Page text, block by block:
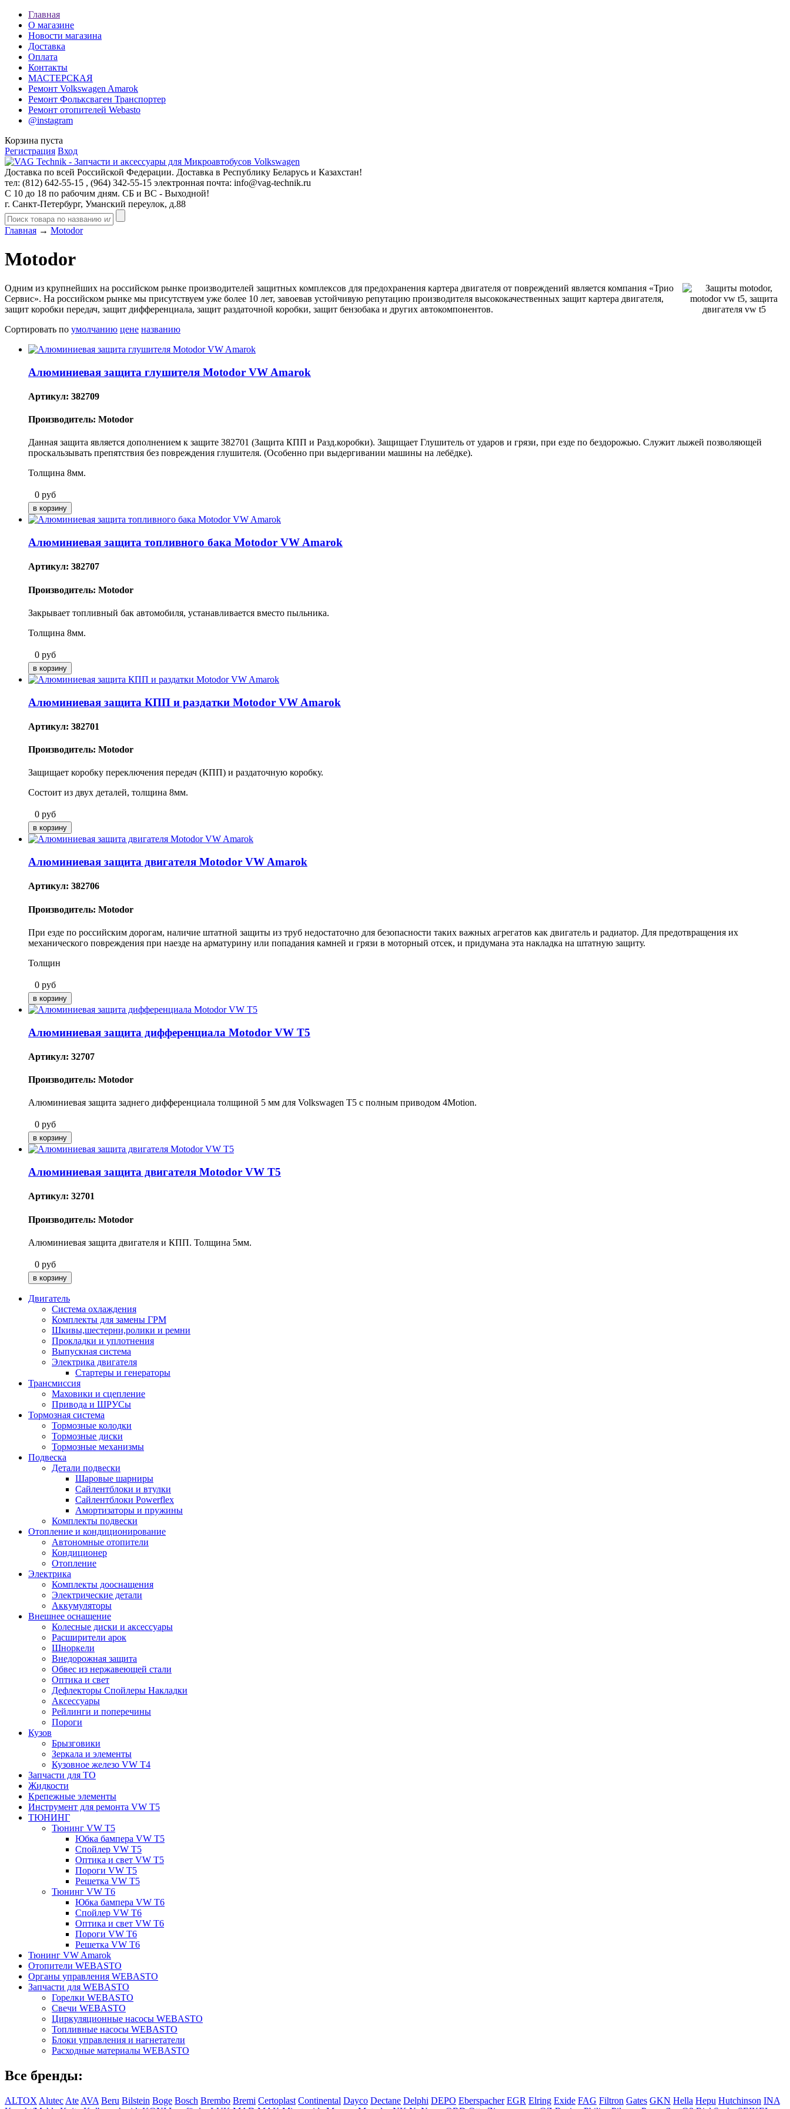
Главная
О магазине
Новости магазина
Доставка
Оплата
Контакты
МАСТЕРСКАЯ
Ремонт Volkswagen Amarok
Ремонт Фольксваген Транспортер
Ремонт отопителей Webasto
@instagram
Корзина пуста
Регистрация Вход
Доставка по всей Российской Федерации. Доставка в Республику Беларусь и Казахстан!
тел: (812) 642-55-15 , (964) 342-55-15 электронная почта: info@vag-technik.ru
С 10 до 18 по рабочим дням. СБ и ВС - Выходной!
г. Санкт-Петербург, Уманский переулок, д.88
Главная → Motodor
Motodor
Одним из крупнейших на российском рынке производителей защитных комплексов для предохранения картера двигателя от повреждений является компания «Трио
Сервис». На российском рынке мы присутствуем уже более 10 лет, завоевав устойчивую репутацию производителя высококачественных защит картера двигателя,
защит коробки передач, защит дифференциала, защит раздаточной коробки, защит бензобака и других автокомпонентов.
Сортировать по умолчанию цене названию
Алюминиевая защита глушителя Motodor VW Amarok
Артикул: 382709
Производитель: Motodor
Данная защита является дополнением к защите 382701 (Защита КПП и Разд.коробки). Защищает Глушитель от ударов и грязи, при езде по бездорожью. Служит лыжей позволяющей
проскальзывать препятствия без повреждения глушителя. (Особенно при выдергивании машины на лебёдке).
Толщина 8мм.
0 руб
Алюминиевая защита топливного бака Motodor VW Amarok
Артикул: 382707
Производитель: Motodor
Закрывает топливный бак автомобиля, устанавливается вместо пыльника.
Толщина 8мм.
0 руб
Алюминиевая защита КПП и раздатки Motodor VW Amarok
Артикул: 382701
Производитель: Motodor
Защищает коробку переключения передач (КПП) и раздаточную коробку.
Состоит из двух деталей, толщина 8мм.
0 руб
Алюминиевая защита двигателя Motodor VW Amarok
Артикул: 382706
Производитель: Motodor
При езде по российским дорогам, наличие штатной защиты из труб недостаточно для безопасности таких важных агрегатов как двигатель и радиатор. Для предотвращения их
механического повреждения при наезде на арматурину или попадания камней и грязи в моторный отсек, и придумана эта накладка на штатную защиту.
Толщин
0 руб
Алюминиевая защита дифференциала Motodor VW T5
Артикул: 32707
Производитель: Motodor
Алюминиевая защита заднего дифференциала толщиной 5 мм для Volkswagen T5 c полным приводом 4Motion.
0 руб
Алюминиевая защита двигателя Motodor VW T5
Артикул: 32701
Производитель: Motodor
Алюминиевая защита двигателя и КПП. Толщина 5мм.
0 руб
Двигатель
Система охлаждения
Комплекты для замены ГРМ
Шкивы,шестерни,ролики и ремни
Прокладки и уплотнения
Выпускная система
Электрика двигателя
Стартеры и генераторы
Трансмиссия
Маховики и сцепление
Привода и ШРУСы
Тормозная система
Тормозные колодки
Тормозные диски
Тормозные механизмы
Подвеска
Детали подвески
Шаровые шарниры
Сайлентблоки и втулки
Сайлентблоки Powerflex
Амортизаторы и пружины
Комплекты подвески
Отопление и кондиционирование
Автономные отопители
Кондиционер
Отопление
Электрика
Комплекты дооснащения
Электрические детали
Аккумуляторы
Внешнее оснащение
Колесные диски и аксессуары
Расширители арок
Шноркели
Внедорожная защита
Обвес из нержавеющей стали
Оптика и свет
Дефлекторы Спойлеры Накладки
Аксессуары
Рейлинги и поперечины
Пороги
Кузов
Брызговики
Зеркала и элементы
Кузовное железо VW T4
Запчасти для ТО
Жидкости
Крепежные элементы
Инструмент для ремонта VW T5
ТЮНИНГ
Тюнинг VW T5
Юбка бампера VW T5
Спойлер VW T5
Оптика и свет VW T5
Пороги VW T5
Решетка VW T5
Тюнинг VW T6
Юбка бампера VW T6
Спойлер VW T6
Оптика и свет VW T6
Пороги VW T6
Решетка VW T6
Тюнинг VW Amarok
Отопители WEBASTO
Органы управления WEBASTO
Запчасти для WEBASTO
Горелки WEBASTO
Свечи WEBASTO
Циркуляционные насосы WEBASTO
Топливные насосы WEBASTO
Блоки управления и нагнетатели
Расходные материалы WEBASTO
Все бренды:
ALTOX Alutec Ate AVA Beru Bilstein Boge Bosch Brembo Bremi Certoplast Continental Dayco Dectane Delphi DEPO Eberspacher EGR Elring Exide FAG Filtron Gates GKN Hella Hepu Hutchinson INA